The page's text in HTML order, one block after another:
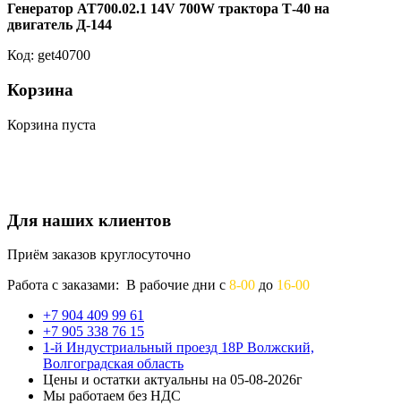
Генератор АТ700.02.1 14V 700W трактора Т-40 на
двигатель Д-144
Код: get40700
Корзина
Корзина пуста
Для наших клиентов
Приём заказов круглосуточно
Работа с заказами: В рабочие дни с 8-00 до 16-00
+7 904 409 99 61
+7 905 338 76 15
1-й Индустриальный проезд 18Р Волжский,
Волгоградская область
Цены и остатки актуальны на 05-08-2026г
Мы работаем без НДС